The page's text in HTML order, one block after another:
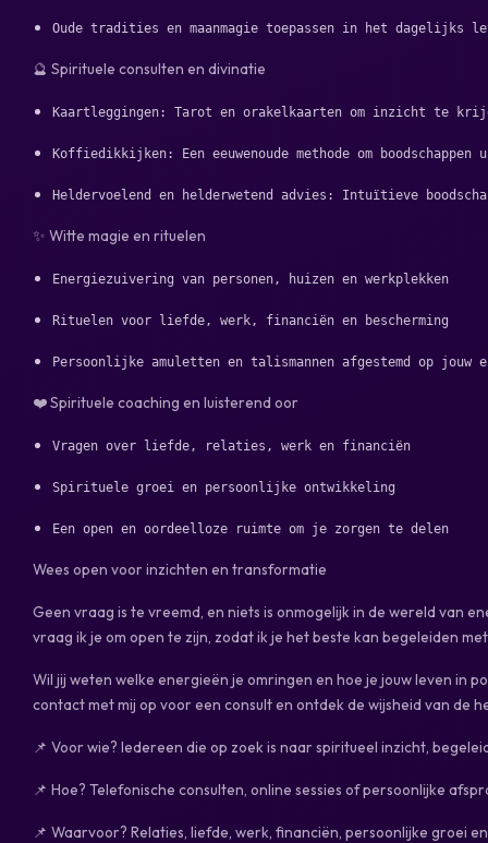
🔮 Spirituele consulten en divinatie
✨ Witte magie en rituelen
Energiezuivering van personen, huizen en werkplekken
❤️ Spirituele coaching en luisterend oor
Vragen over liefde, relaties, werk en financiën
Een open en oordeelloze ruimte om je zorgen te delen
Wees open voor inzichten en transformatie
Geen vraag is te vreemd, en niets is onmogelijk in de wereld van
vraag ik je om open te zijn, zodat ik je het beste kan begeleiden
Wil jij weten welke energieën je omringen en hoe je jouw leven in
contact met mij op voor een consult en ontdek de wijsheid van de
📌 Voor wie? Iedereen die op zoek is naar spiritueel inzicht,
📌 Hoe? Telefonische consulten, online sessies of persoonlijke
📌 Waarvoor? Relaties, liefde, werk, financiën, persoonlijke groei